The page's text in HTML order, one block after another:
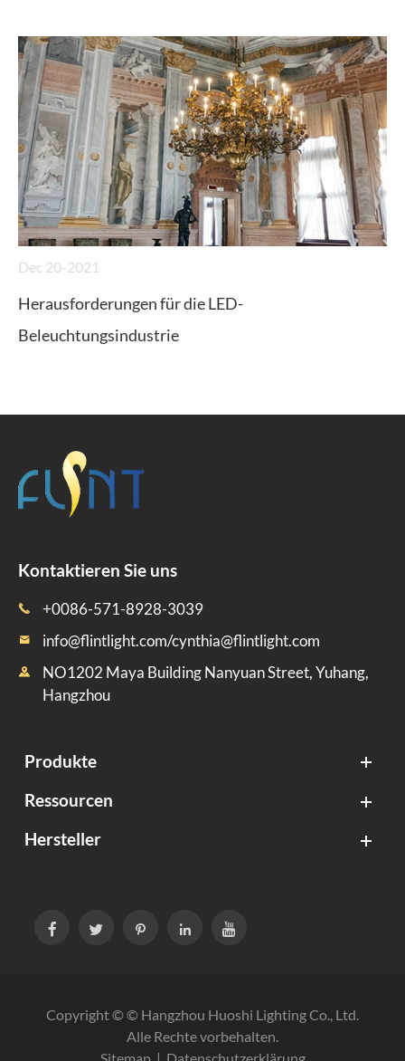
Dec 20-2021
Herausforderungen für die LED-
Beleuchtungsindustrie
Kontaktieren Sie uns
 +0086-571-8928-3039
 info@flintlight.com/cynthia@flintlight.com

NO1202 Maya Building Nanyuan Street, Yuhang,
Hangzhou
Produkte
Ressourcen
Hersteller
    
Copyright © © Hangzhou Huoshi Lighting Co., Ltd.
Alle Rechte vorbehalten.
Sitemap| Datenschutzerklärung